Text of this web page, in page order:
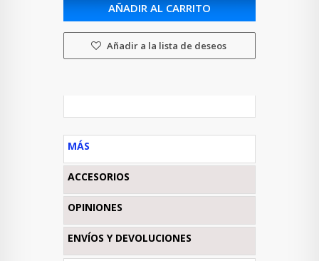
AÑADIR AL CARRITO
Añadir a la lista de deseos
MÁS
ACCESORIOS
OPINIONES
ENVÍOS Y DEVOLUCIONES